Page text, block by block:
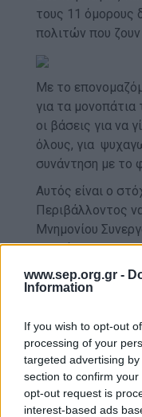
www.sep.org.gr -
Information
If you wish to opt-out
processing of your
targeted advertising
section to confirm
opt-out request is
interest-based ads
τους 11 όμορους
πολιτών που
Με το
για τα μονοπάτια
οι βάσεις για να
όλους, για
συνάντηση με το
Αυτός είναι ο
Περιβάλλοντος
Μνημονίου
αναβάθμιση των
«Το μνημόνιο
κοντά τις
δήλωσε ο
Χατζηδάκης,
Υμηττό ζουν περί
συμπολίτες μας.